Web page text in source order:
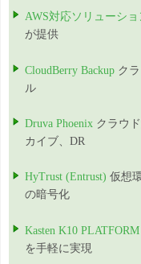
AWS対応ソリューショ
が提供
CloudBerry Backup ク
ル
Druva Phoenix クラウ
カイブ、DR
HyTrust (Entrust) 仮想
の暗号化
Kasten K10 PLATFORM
を手軽に実現